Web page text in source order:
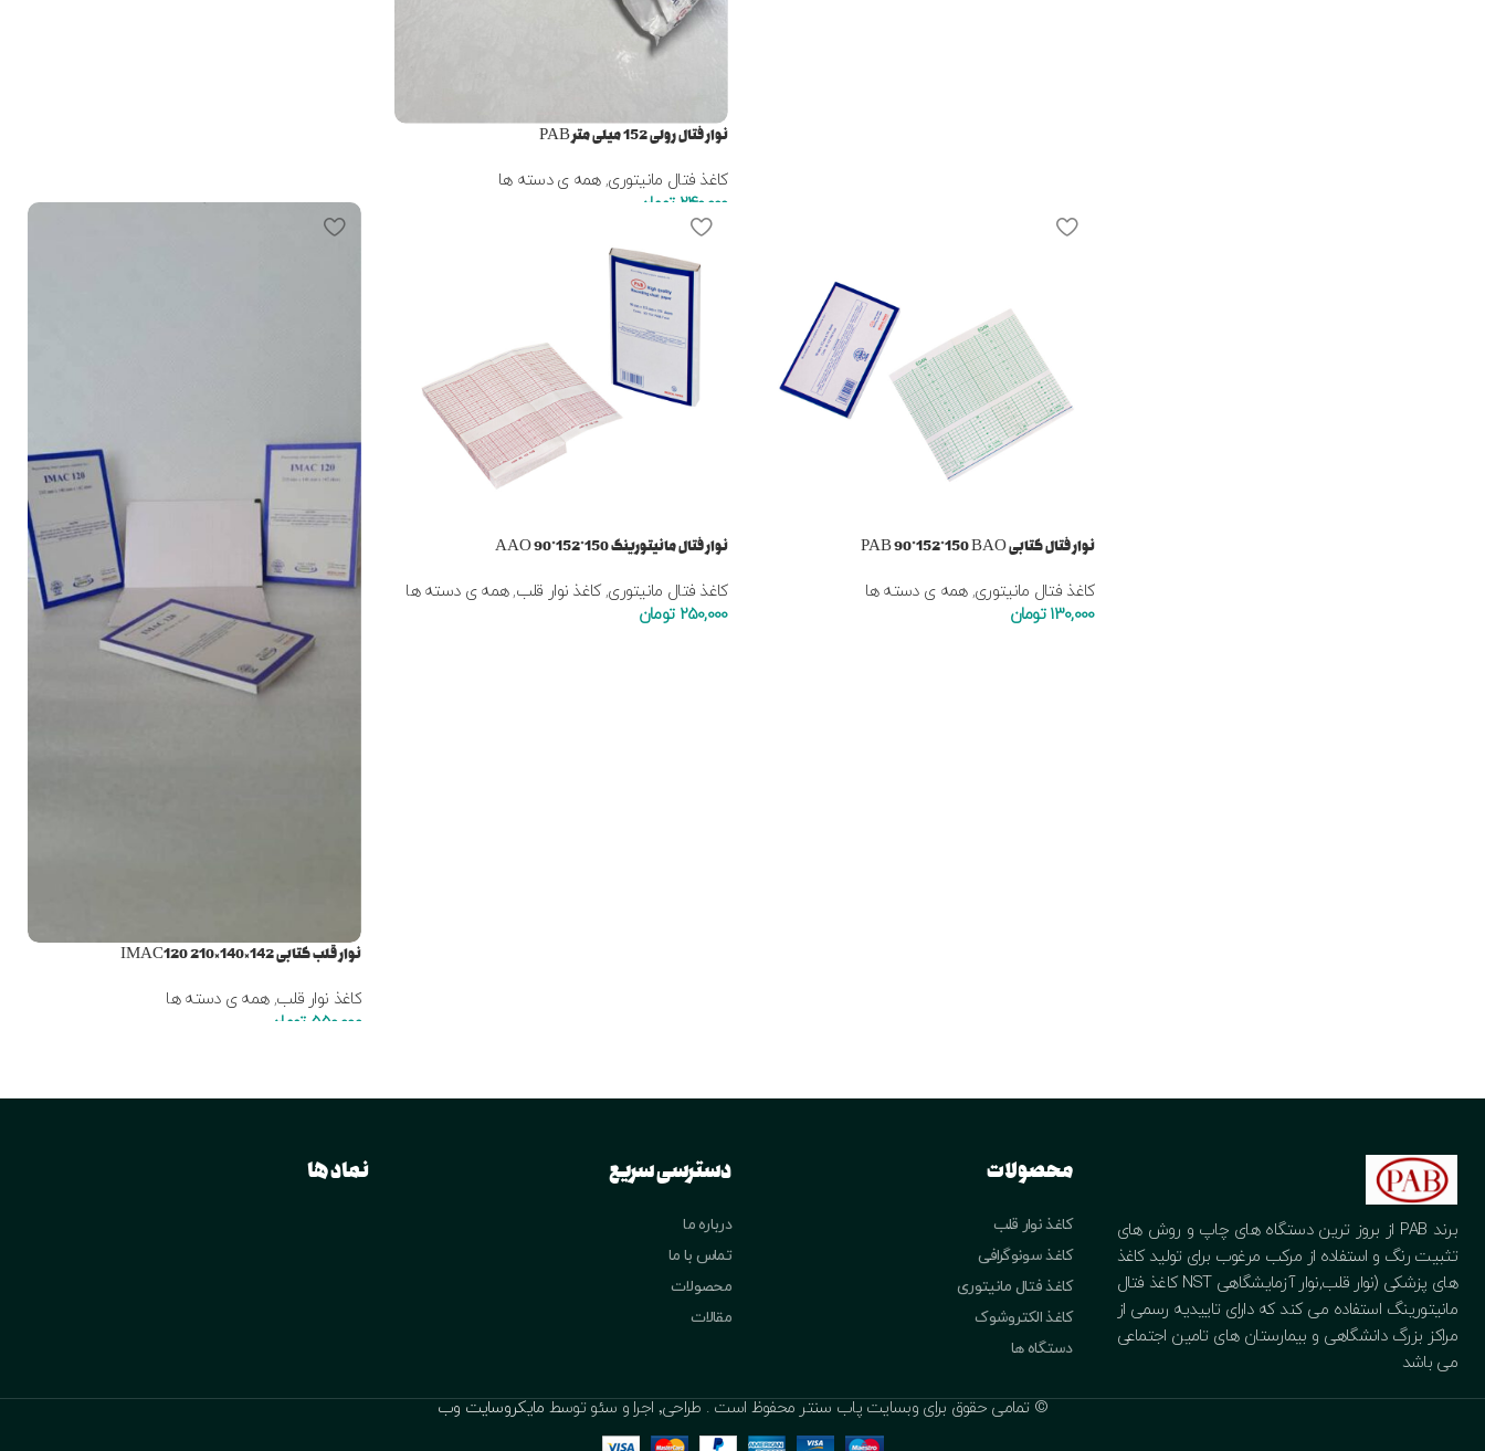
نوار فتال رولی 152 میلی متر PAB
کاغذ فتال مانیتوری,همه ی دسته ها
240,000 تومان
نوار فتال کتابی PAB 90*152*150 BAO
کاغذ فتال مانیتوری,همه ی دسته ها
130,000 تومان
نوار فتال مانیتورینگ 150*152*90 AAO
کاغذ فتال مانیتوری,کاغذ نوار قلب,همه ی دسته ها
250,000 تومان
نوار قلب کتابی IMAC120 210×140×142
کاغذ نوار قلب,همه ی دسته ها
550,000 تومان
برند PAB از بروز ترین دستگاه های چاپ و روش های
تثبیت رنگ و استفاده از مرکب مرغوب برای تولید کاغذ
های پزشکی (نوار قلب,نوار آزمایشگاهی NST کاغذ فتال
مانیتورینگ استفاده می کند که دارای تاییدیه رسمی از
مراکز بزرگ دانشگاهی و بیمارستان های تامین اجتماعی
می باشد
محصولات
کاغذ نوار قلب
کاغذ سونوگرافی
کاغذ فتال مانیتوری
کاغذ الکتروشوک
دستگاه ها
دسترسی سریع
درباره ما
تماس با ما
محصولات
مقالات
نماد ها
© تمامی حقوق برای وبسایت پاب سنتر محفوظ است . طراحی٬ اجرا و سئو توسط مایکروسایت وب